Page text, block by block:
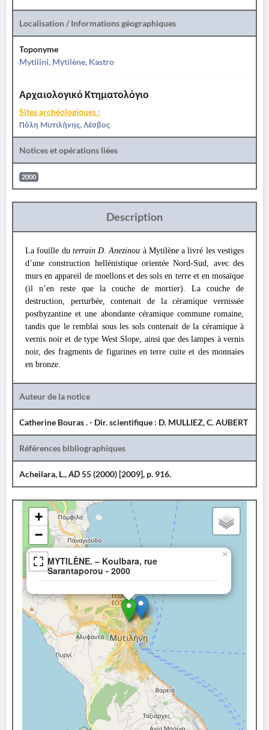
Localisation / Informations géographiques
Toponyme
Mytilini, Mytilène, Kastro
Αρχαιολογικό Κτηματολόγιο
Sites archéologiques :
Πόλη Μυτιλήνης, Λέσβος
Notices et opérations liées
2000
Description
La fouille du terrain D. Anezinou à Mytilène a livré les vestiges
d’une construction hellénistique orientée Nord-Sud, avec des
murs en appareil de moellons et des sols en terre et en mosaïque
(il n’en reste que la couche de mortier). La couche de
destruction, perturbée, contenait de la céramique vernissée
postbyzantine et une abondante céramique commune romaine,
tandis que le remblai sous les sols contenait de la céramique à
vernis noir et de type West Slope, ainsi que des lampes à vernis
noir, des fragments de figurines en terre cuite et des monnaies
en bronze.
Auteur de la notice
Catherine Bouras . - Dir. scientifique : D. MULLIEZ, C. AUBERT
Références bibliographiques
Acheilara, L.,AD55 (2000) [2009], p. 916.
MYTILÈNE. – Koulbara, rue
Sarantaporou - 2000
×
+
−